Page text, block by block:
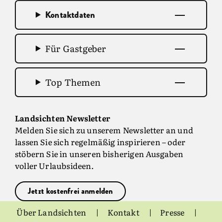
Kontaktdaten
Für Gastgeber
Top Themen
Landsichten Newsletter
Melden Sie sich zu unserem Newsletter an und
lassen Sie sich regelmäßig inspirieren – oder
stöbern Sie in unseren bisherigen Ausgaben
voller Urlaubsideen.
Jetzt kostenfrei anmelden
Über Landsichten Kontakt Presse